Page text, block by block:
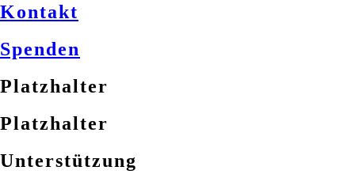
Kontakt
Spenden
Platzhalter
Platzhalter
Unterstützung